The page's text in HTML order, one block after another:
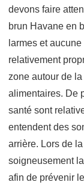
devons faire
brun Havane en
larmes et
relativement
zone autour de
alimentaires. De
santé sont
entendent des
arrière. Lors de
soigneusement
afin de prévenir